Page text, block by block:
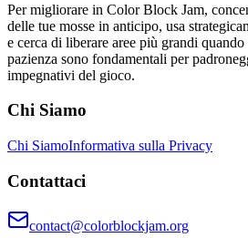
Per migliorare in Color Block Jam,
delle tue mosse in anticipo, usa
e cerca di liberare aree più grandi
pazienza sono fondamentali per
impegnativi del gioco.
Chi Siamo
Chi SiamoInformativa sulla Privacy
Contattaci
contact@colorblockjam.org